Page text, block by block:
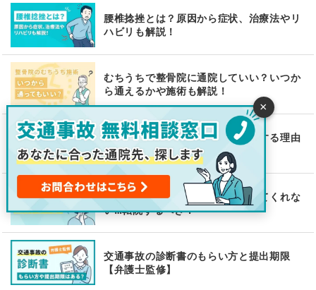
腰椎捻挫とは？原因から症状、治療法やリ
ハビリも解説！
むちうちで整骨院に通院していい？いつか
ら通えるかや施術も解説！
追突事故で痛くなくても病院受診する理由
– 痛みが出た時へ備えよう
交通事故で整形外科がリハビリしてくれな
い…転院するべき？
交通事故の診断書のもらい方と提出期限
【弁護士監修】
×